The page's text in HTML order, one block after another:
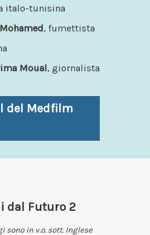
italo-tunisina
, fumettista
Moual, giornalista
del Medfilm
dal Futuro 2
sono in v.o. sott. Inglese